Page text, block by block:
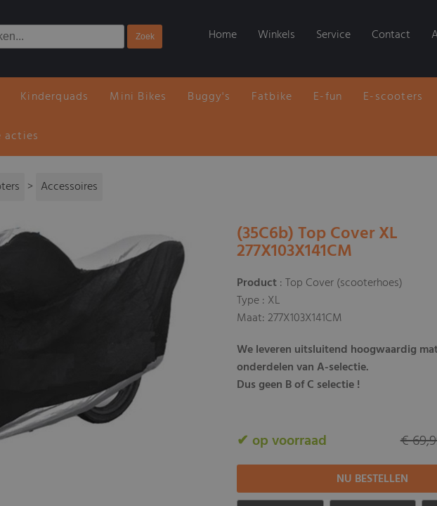
Home Winkels Service Contact
Kinderquads Mini Bikes Buggy's Fatbike E-fun E-scooters
acties
> Accessoires
(35C6b) Top Cover XL
277X103X141CM
Product: Top Cover (scooterhoes)
Type : XL
Maat: 277X103X141CM
We leveren uitsluitend hoogwaardig
onderdelen van A-selectie.
Dus geen B of C selectie !
✔ op voorraad €